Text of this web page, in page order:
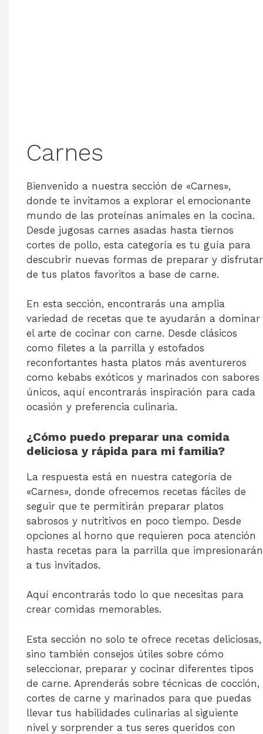
Carnes
Bienvenido a nuestra sección de «Carnes»,
donde te invitamos a explorar el emocionante
mundo de las proteínas animales en la cocina.
Desde jugosas carnes asadas hasta tiernos
cortes de pollo, esta categoría es tu guía para
descubrir nuevas formas de preparar y disfrutar
de tus platos favoritos a base de carne.
En esta sección, encontrarás una amplia
variedad de recetas que te ayudarán a dominar
el arte de cocinar con carne. Desde clásicos
como filetes a la parrilla y estofados
reconfortantes hasta platos más aventureros
como kebabs exóticos y marinados con sabores
únicos, aquí encontrarás inspiración para cada
ocasión y preferencia culinaria.
¿Cómo puedo preparar una comida
deliciosa y rápida para mi familia?
La respuesta está en nuestra categoría de
«Carnes», donde ofrecemos recetas fáciles de
seguir que te permitirán preparar platos
sabrosos y nutritivos en poco tiempo. Desde
opciones al horno que requieren poca atención
hasta recetas para la parrilla que impresionarán
a tus invitados.
Aquí encontrarás todo lo que necesitas para
crear comidas memorables.
Esta sección no solo te ofrece recetas deliciosas,
sino también consejos útiles sobre cómo
seleccionar, preparar y cocinar diferentes tipos
de carne. Aprenderás sobre técnicas de cocción,
cortes de carne y marinados para que puedas
llevar tus habilidades culinarias al siguiente
nivel y sorprender a tus seres queridos con